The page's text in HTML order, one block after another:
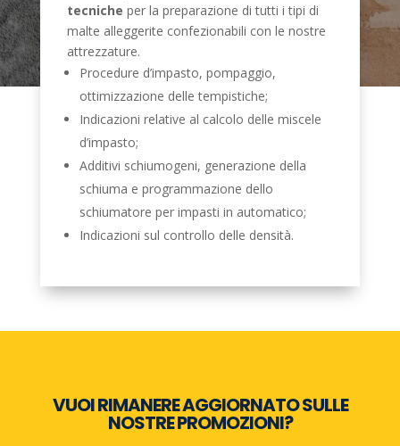
tecniche per la preparazione di tutti i tipi di
malte alleggerite confezionabili con le nostre
attrezzature.
Procedure d’impasto, pompaggio,
ottimizzazione delle tempistiche;
Indicazioni relative al calcolo delle miscele
d’impasto;
Additivi schiumogeni, generazione della
schiuma e programmazione dello
schiumatore per impasti in automatico;
Indicazioni sul controllo delle densità.
VUOI RIMANERE AGGIORNATO SULLE
NOSTRE PROMOZIONI?